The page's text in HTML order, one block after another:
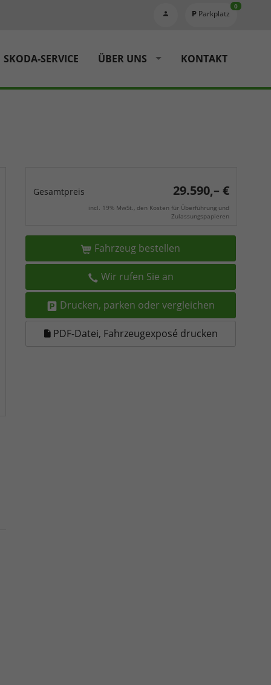
Parkplatz
0
SKODA-SERVICE ÜBER UNS KONTAKT
Gesamtpreis 29.590,– €
incl. 19% MwSt., den Kosten für Überführung und
Zulassungspapieren
Fahrzeug bestellen
Wir rufen Sie an
Drucken, parken oder vergleichen
PDF-Datei, Fahrzeugexposé drucken